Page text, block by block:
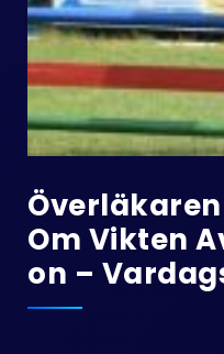
Om Vikten
On –